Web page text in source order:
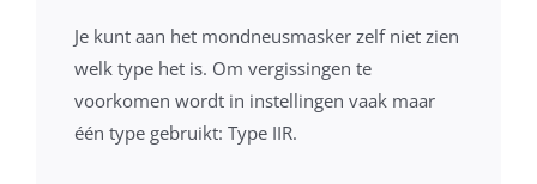
Je kunt aan het mondneusmasker zelf niet zien
welk type het is. Om vergissingen te
voorkomen wordt in instellingen vaak maar
één type gebruikt: Type IIR.